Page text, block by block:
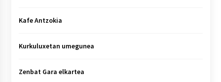
Kafe Antzokia
Kurkuluxetan umegunea
Zenbat Gara elkartea